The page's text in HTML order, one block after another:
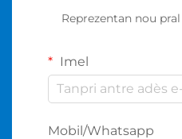
Reprezentan nou
Imel
Mobil/Whatsapp